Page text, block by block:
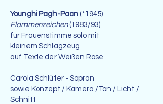
Younghi Pagh-Paan (*1945)
Flammenzeichen(1983/93)
für Frauenstimme solo mit
kleinem Schlagzeug
auf Texte der Weißen Rose
Carola Schlüter - Sopran
sowie Konzept / Kamera /Ton / Licht /
Schnitt